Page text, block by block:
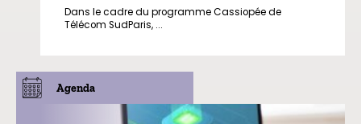
Dans le cadre du programme Cassiopée de
Télécom SudParis, ...
Agenda